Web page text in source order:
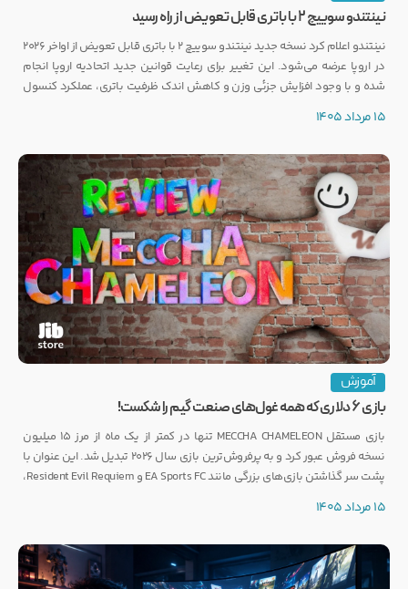
نینتندو سوییچ ۲ با باتری قابل تعویض از راه رسید
نینتندو اعلام کرد نسخه جدید نینتندو سوییچ ۲ با باتری قابل تعویض از اواخر ۲۰۲۶
در اروپا عرضه می‌شود. این تغییر برای رعایت قوانین جدید اتحادیه اروپا انجام
شده و با وجود افزایش جزئی وزن و کاهش اندک ظرفیت باتری، عملکرد کنسول
15 مرداد 1405
آموزش
بازی ۶ دلاری که همه غول‌های صنعت گیم را شکست!
بازی مستقل MECCHA CHAMELEON تنها در کمتر از یک ماه از مرز ۱۵ میلیون
نسخه فروش عبور کرد و به پرفروش‌ترین بازی سال ۲۰۲۶ تبدیل شد. این عنوان با
پشت سر گذاشتن بازی‌های بزرگی مانند EA Sports FC و Resident Evil Requiem،
15 مرداد 1405